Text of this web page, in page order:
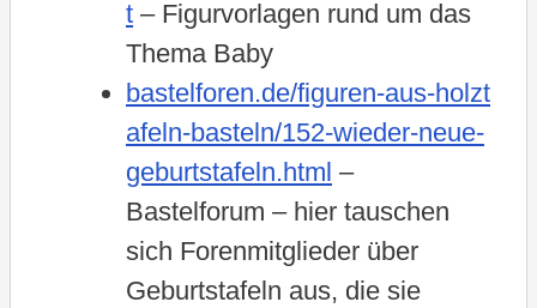
t – Figurvorlagen rund um das
Thema Baby
bastelforen.de/figuren-aus-holzt
afeln-basteln/152-wieder-neue-
geburtstafeln.html –
Bastelforum – hier tauschen
sich Forenmitglieder über
Geburtstafeln aus, die sie